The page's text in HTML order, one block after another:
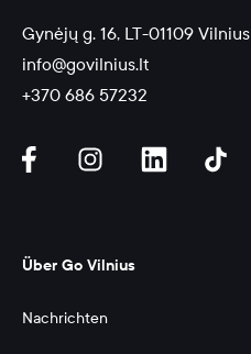
Gynėjų g. 16, LT-01109 Vilnius
info@govilnius.lt
+370 686 57232
Über Go Vilnius
Nachrichten